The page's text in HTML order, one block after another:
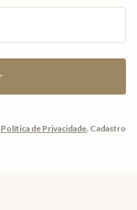
Política de Privacidade. Cadastro